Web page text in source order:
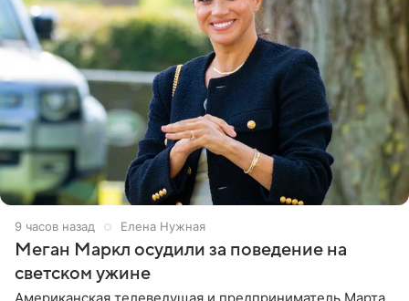
9 часов назад Елена Нужная
Меган Маркл осудили за поведение на
светском ужине